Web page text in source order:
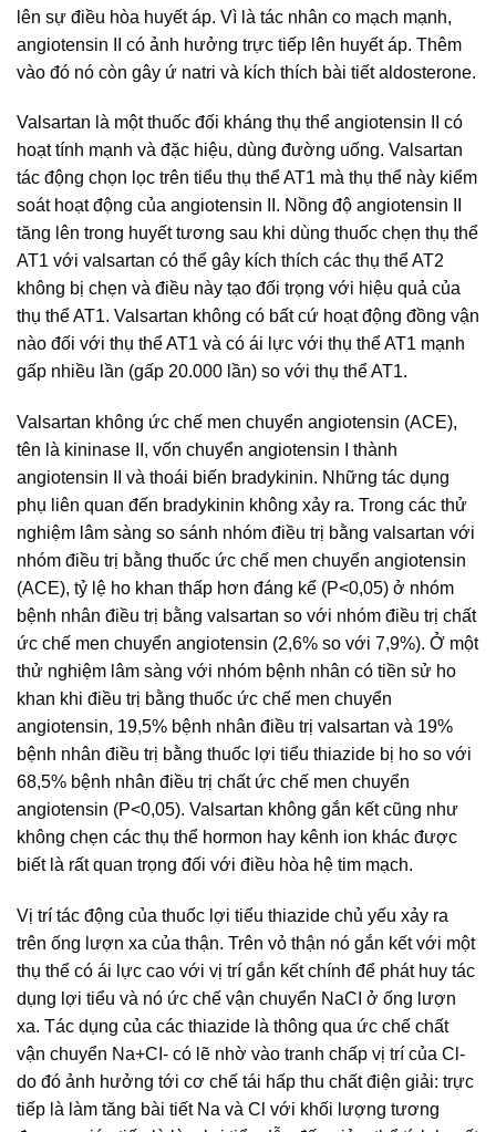
lên sự điều hòa huyết áp. Vì là tác nhân co mạch mạnh,
angiotensin II có ảnh hưởng trực tiếp lên huyết áp. Thêm
vào đó nó còn gây ứ natri và kích thích bài tiết aldosterone.
Valsartan là một thuốc đối kháng thụ thể angiotensin II có
hoạt tính mạnh và đặc hiệu, dùng đường uống. Valsartan
tác động chọn lọc trên tiểu thụ thể AT1 mà thụ thể này kiểm
soát hoạt động của angiotensin II. Nồng độ angiotensin II
tăng lên trong huyết tương sau khi dùng thuốc chẹn thụ thể
AT1 với valsartan có thể gây kích thích các thụ thể AT2
không bị chẹn và điều này tạo đối trọng với hiệu quả của
thụ thể AT1. Valsartan không có bất cứ hoạt động đồng vận
nào đối với thụ thể AT1 và có ái lực với thụ thể AT1 mạnh
gấp nhiều lần (gấp 20.000 lần) so với thụ thể AT1.
Valsartan không ức chế men chuyển angiotensin (ACE),
tên là kininase II, vốn chuyển angiotensin I thành
angiotensin II và thoái biến bradykinin. Những tác dụng
phụ liên quan đến bradykinin không xảy ra. Trong các thử
nghiệm lâm sàng so sánh nhóm điều trị bằng valsartan với
nhóm điều trị bằng thuốc ức chế men chuyển angiotensin
(ACE), tỷ lệ ho khan thấp hơn đáng kể (P<0,05) ở nhóm
bệnh nhân điều trị bằng valsartan so với nhóm điều trị chất
ức chế men chuyển angiotensin (2,6% so với 7,9%). Ở một
thử nghiệm lâm sàng với nhóm bệnh nhân có tiền sử ho
khan khi điều trị bằng thuốc ức chế men chuyển
angiotensin, 19,5% bệnh nhân điều trị valsartan và 19%
bệnh nhân điều trị bằng thuốc lợi tiểu thiazide bị ho so với
68,5% bệnh nhân điều trị chất ức chế men chuyển
angiotensin (P<0,05). Valsartan không gắn kết cũng như
không chẹn các thụ thể hormon hay kênh ion khác được
biết là rất quan trọng đối với điều hòa hệ tim mạch.
Vị trí tác động của thuốc lợi tiểu thiazide chủ yếu xảy ra
trên ống lượn xa của thận. Trên vỏ thận nó gắn kết với một
thụ thể có ái lực cao với vị trí gắn kết chính để phát huy tác
dụng lợi tiểu và nó ức chế vận chuyển NaCI ở ống lượn
xa. Tác dụng của các thiazide là thông qua ức chế chất
vận chuyển Na+CI- có lẽ nhờ vào tranh chấp vị trí của Cl-
do đó ảnh hưởng tới cơ chế tái hấp thu chất điện giải: trực
tiếp là làm tăng bài tiết Na và Cl với khối lượng tương